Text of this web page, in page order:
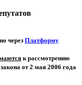
через Платформу
к рассмотрению
от 2 мая 2006 года